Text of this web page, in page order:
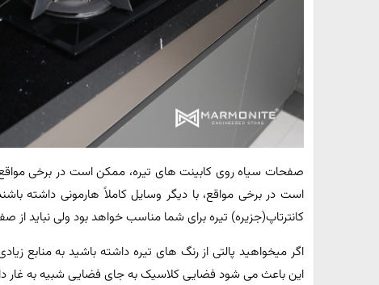
صفحات سیاه روی کابینت های تیره، ممکن است در برخی
است در برخی مواقع، با دیگر وسایل کاملاً هارمونی داشته
کانترتاپ(جزیره) تیره برای شما مناسب خواهد بود ولی نباید
اگر میخواهید پالتی از رنگ های تیره داشته باشید به منابع
این باعث می شود فضایی کلاسیک به جای فضایی شبیه به غار